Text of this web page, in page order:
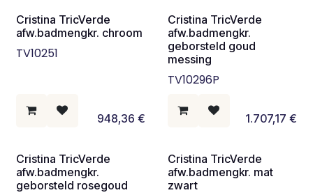
Cristina TricVerde
afw.badmengkr. chroom
TV10251
948,36 €
Cristina TricVerde
afw.badmengkr.
geborsteld goud
messing
TV10296P
1.707,17 €
Cristina TricVerde
afw.badmengkr.
geborsteld rosegoud
Cristina TricVerde
afw.badmengkr. mat
zwart